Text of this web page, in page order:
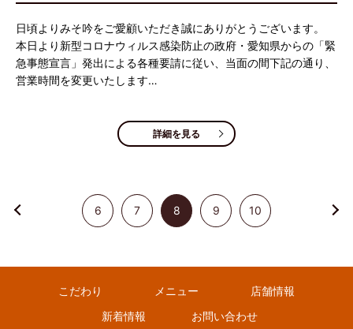
日頃よりみそ吟をご愛顧いただき誠にありがとうございます。
本日より新型コロナウィルス感染防止の政府・愛知県からの「緊
急事態宣言」発出による各種要請に従い、当面の間下記の通り、
営業時間を変更いたします…
詳細を見る
6 7 8 9 10
こだわり メニュー
店舗情報
新着情報
お問い合わせ